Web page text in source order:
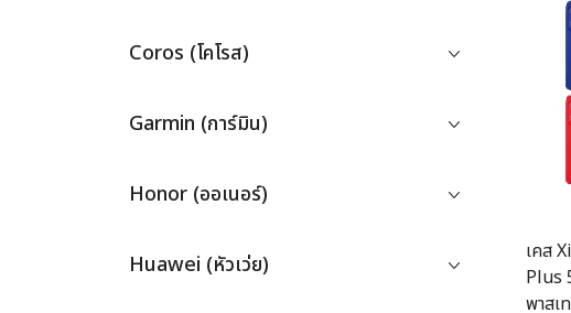
Coros (โคโรส)
Garmin (การ์มิน)
Honor (ออเนอร์)
Huawei (หัวเว่ย)
เคส
Plus
พาสเ